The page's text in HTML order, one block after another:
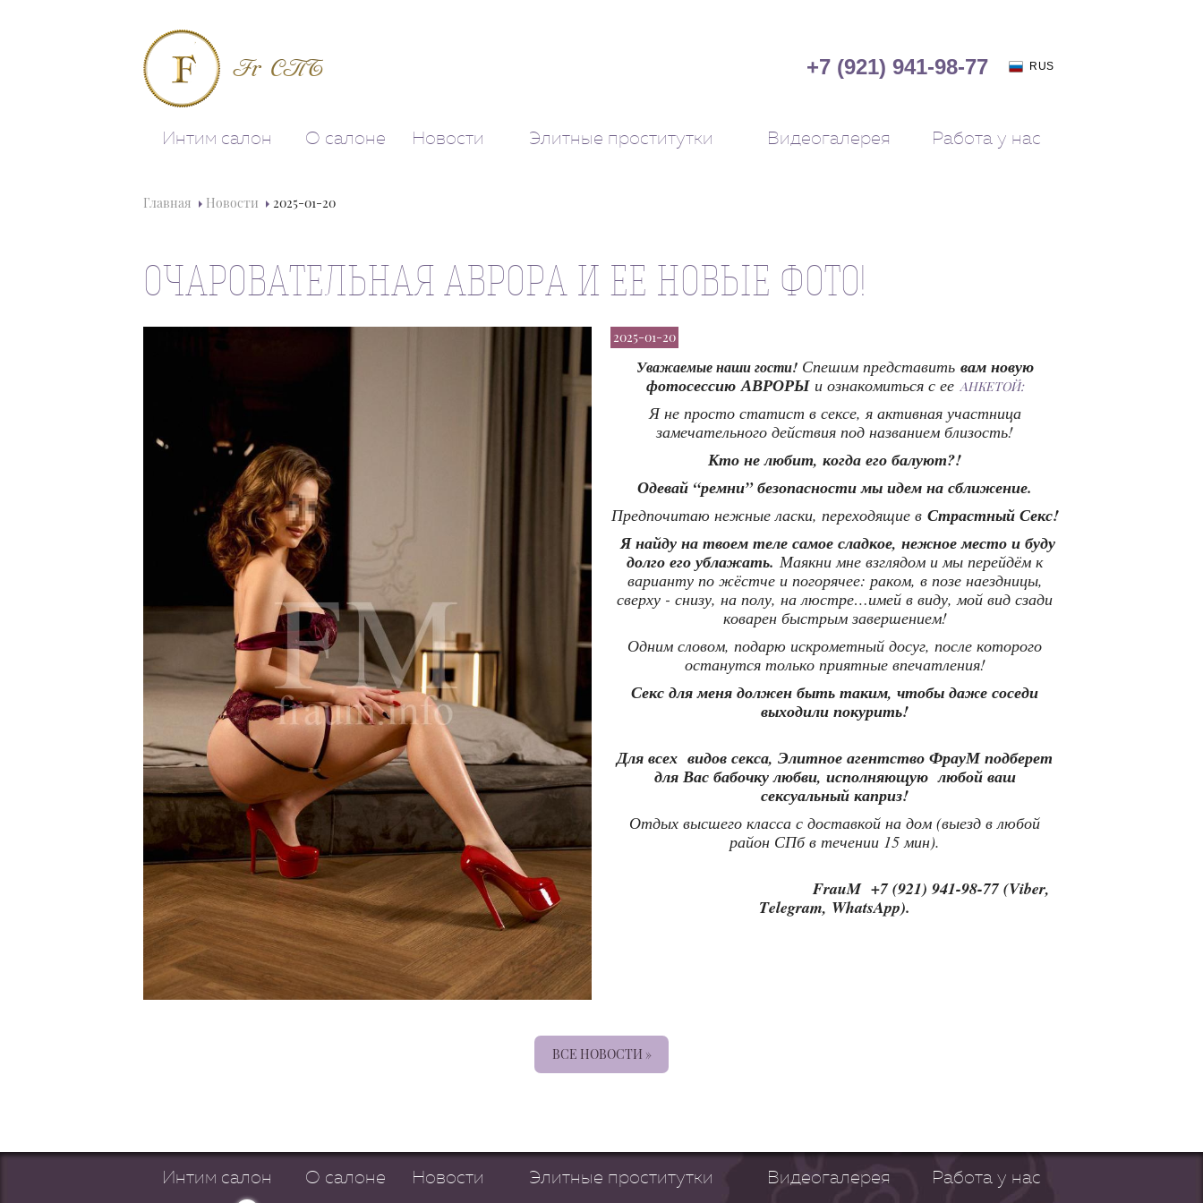
Fr СПБ +7 (921) 941-98-77 RUS
Интим салон О салоне Новости Элитные проститутки Видеогалерея Работа у нас
Главная Новости 2025-01-20
ОЧАРОВАТЕЛЬНАЯ АВРОРА И ЕЕ НОВЫЕ ФОТО!
2025-01-20
Уважаемые наши гости! Спешим представить вам новую
фотосессию АВРОРЫи ознакомиться с ее АНКЕТОЙ:
Я не просто статист в сексе, я активная участница
замечательного действия под названием близость!
Кто не любит, когда его балуют?!
Одевай “ремни” безопасности мы идем на сближение.
Предпочитаю нежные ласки, переходящие в Страстный Секс!
Я найду на твоем теле самое сладкое, нежное место и буду
долго его ублажать. Маякни мне взглядом и мы перейдём к
варианту по жёстче и погорячее: раком, в позе наездницы,
сверху - снизу, на полу, на люстре…имей в виду, мой вид сзади
коварен быстрым завершением!
Одним словом, подарю искрометный досуг, после которого
останутся только приятные впечатления!
Секс для меня должен быть таким, чтобы даже соседи
выходили покурить!
Для всех видов секса, Элитное агентство ФрауМ подберет
для Вас бабочку любви, исполняющую любой ваш
сексуальный каприз!
Отдых высшего класса с доставкой на дом (выезд в любой
район СПб в течении 15 мин).
FrauM +7 (921) 941-98-77 (Viber,
Telegram, WhatsApp).
ВСЕ НОВОСТИ »
Интим салон О салоне Новости Элитные проститутки Видеогалерея Работа у нас